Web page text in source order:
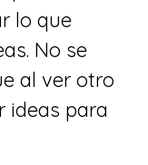
lo que
No se
al ver otro
ideas para